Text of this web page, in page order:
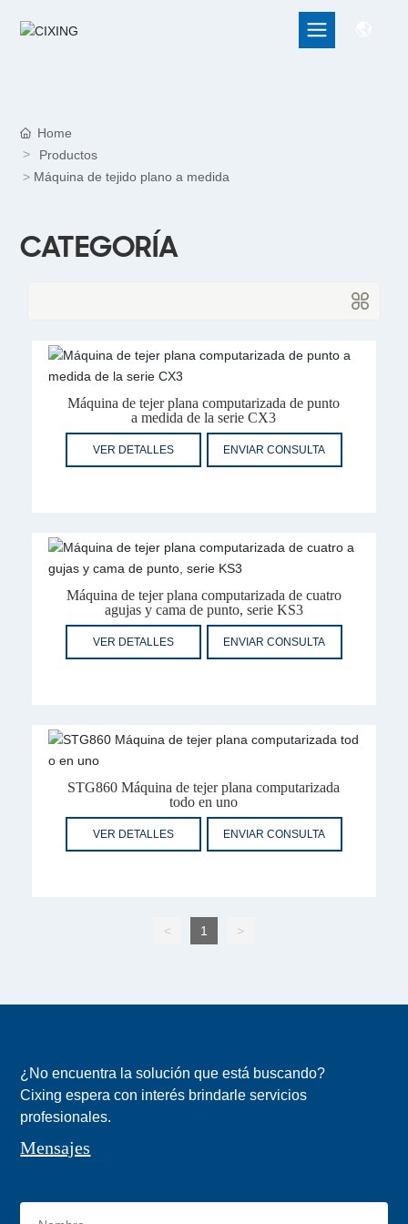
Home
Productos
Máquina de tejido plano a medida
CATEGORÍA
Máquina de tejer plana computarizada de punto
a medida de la serie CX3
VER DETALLES ENVIAR CONSULTA
Máquina de tejer plana computarizada de cuatro
agujas y cama de punto, serie KS3
VER DETALLES ENVIAR CONSULTA
STG860 Máquina de tejer plana computarizada
todo en uno
VER DETALLES ENVIAR CONSULTA
< 1 >
¿No encuentra la solución que está buscando?
Cixing espera con interés brindarle servicios
profesionales.
Mensajes